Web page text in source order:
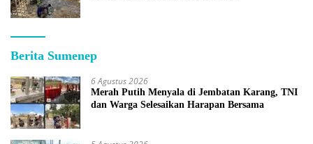
Berita Sumenep
6 Agustus 2026
Merah Putih Menyala di Jembatan Karang, TNI
dan Warga Selesaikan Harapan Bersama